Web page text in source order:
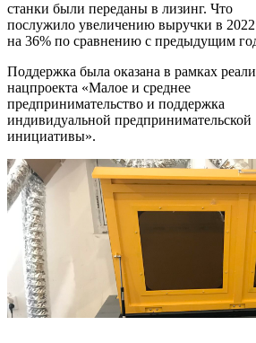
станки были переданы в лизинг. Что
послужило увеличению выручки в 2022
на 36% по сравнению с предыдущим
Поддержка была оказана в рамках
нацпроекта «Малое и среднее
предпринимательство и поддержка
индивидуальной предпринимательской
инициативы».